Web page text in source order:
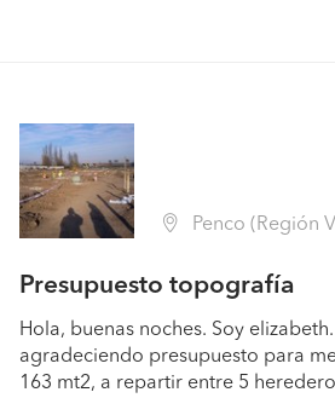
Penco (Región VIII Biobío
Presupuesto topografía
Hola, buenas noches. Soy
agradeciendo presupuesto para
163 mt2, a repartir entre 5